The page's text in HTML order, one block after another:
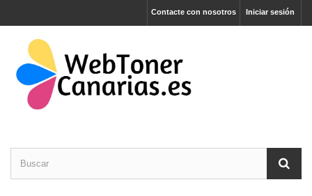
Iniciar sesión
Contacte con nosotros